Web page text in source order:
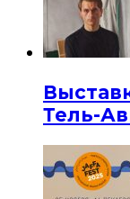
Тель-